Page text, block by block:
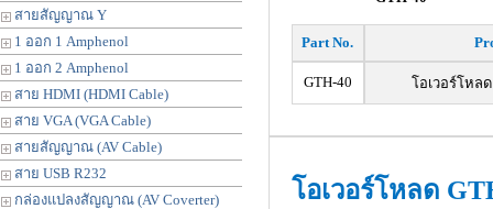
สายสัญญาณ Y
1 ออก 1 Amphenol
1 ออก 2 Amphenol
สาย HDMI (HDMI Cable)
สาย VGA (VGA Cable)
สายสัญญาณ (AV Cable)
สาย USB R232
กล่องแปลงสัญญาณ (AV Coverter)
Part No.
GTH-40 โอเวอร์โหลด
โอเวอร์โหลด